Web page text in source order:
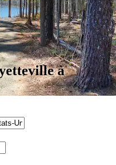
à